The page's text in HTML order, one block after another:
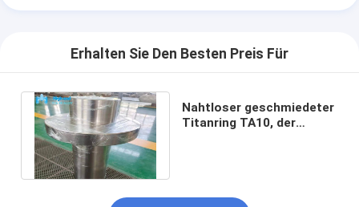
Erhalten Sie Den Besten Preis Für
Nahtloser geschmiedeter
Titanring TA10, der